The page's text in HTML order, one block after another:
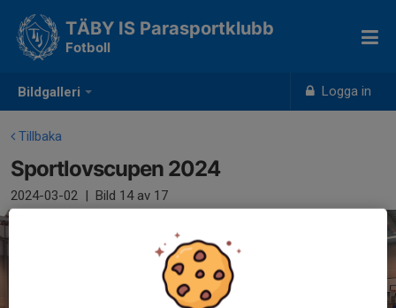
Bildgalleri Logga in
TÄBY IS Parasportklubb
Fotboll
Tillbaka
Sportlovscupen 2024
2024-03-02 | Bild 14av 17